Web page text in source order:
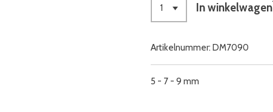
In winkelwagen
Artikelnummer: DM7090
5 - 7 - 9 mm